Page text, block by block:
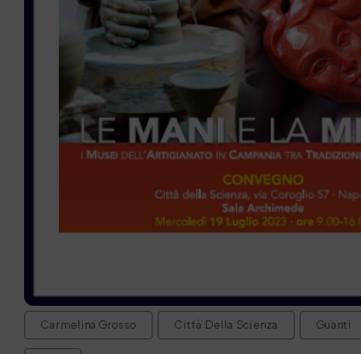
Carmelina Grosso Città Della Scienza Guanti